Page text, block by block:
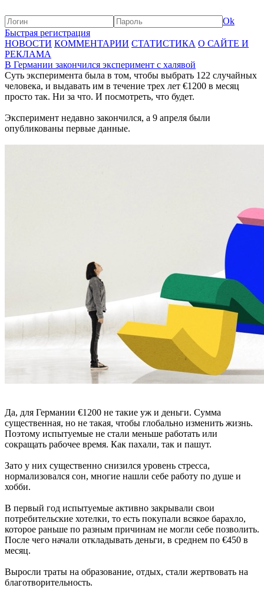
Ok
Быстрая регистрация
НОВОСТИ КОММЕНТАРИИ СТАТИСТИКА О САЙТЕ И
РЕКЛАМА
В Германии закончился эксперимент с халявой
Суть эксперимента была в том, чтобы выбрать 122 случайных
человека, и выдавать им в течение трех лет €1200 в месяц
просто так. Ни за что. И посмотреть, что будет.
Эксперимент недавно закончился, а 9 апреля были
опубликованы первые данные.
Да, для Германии €1200 не такие уж и деньги. Сумма
существенная, но не такая, чтобы глобально изменить жизнь.
Поэтому испытуемые не стали меньше работать или
сокращать рабочее время. Как пахали, так и пашут.
Зато у них существенно снизился уровень стресса,
нормализовался сон, многие нашли себе работу по душе и
хобби.
В первый год испытуемые активно закрывали свои
потребительские хотелки, то есть покупали всякое барахло,
которое раньше по разным причинам не могли себе позволить.
После чего начали откладывать деньги, в среднем по €450 в
месяц.
Выросли траты на образование, отдых, стали жертвовать на
благотворительность.